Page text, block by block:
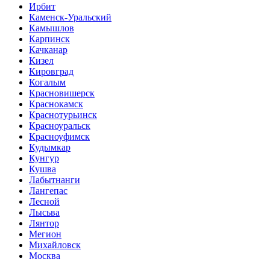
Ирбит
Каменск-Уральский
Камышлов
Карпинск
Качканар
Кизел
Кировград
Когалым
Красновишерск
Краснокамск
Краснотурьинск
Красноуральск
Красноуфимск
Кудымкар
Кунгур
Кушва
Лабытнанги
Лангепас
Лесной
Лысьва
Лянтор
Мегион
Михайловск
Москва